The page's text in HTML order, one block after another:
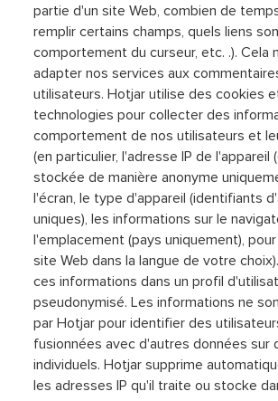
partie d'un site Web, combien de
remplir certains champs, quels liens
comportement du curseur, etc. .). Cela
adapter nos services aux
utilisateurs. Hotjar utilise des cookies
technologies pour collecter des
comportement de nos utilisateurs et
(en particulier, l'adresse IP de
stockée de manière anonyme
l'écran, le type d'appareil (identifiants
uniques), les informations sur le
l'emplacement (pays uniquement),
site Web dans la langue de votre
ces informations dans un profil
pseudonymisé. Les informations ne
par Hotjar pour identifier des
fusionnées avec d'autres données sur
individuels. Hotjar supprime
les adresses IP qu'il traite ou stocke